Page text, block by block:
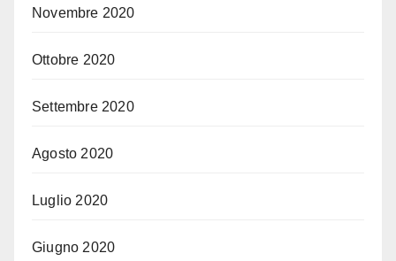
Novembre 2020
Ottobre 2020
Settembre 2020
Agosto 2020
Luglio 2020
Giugno 2020